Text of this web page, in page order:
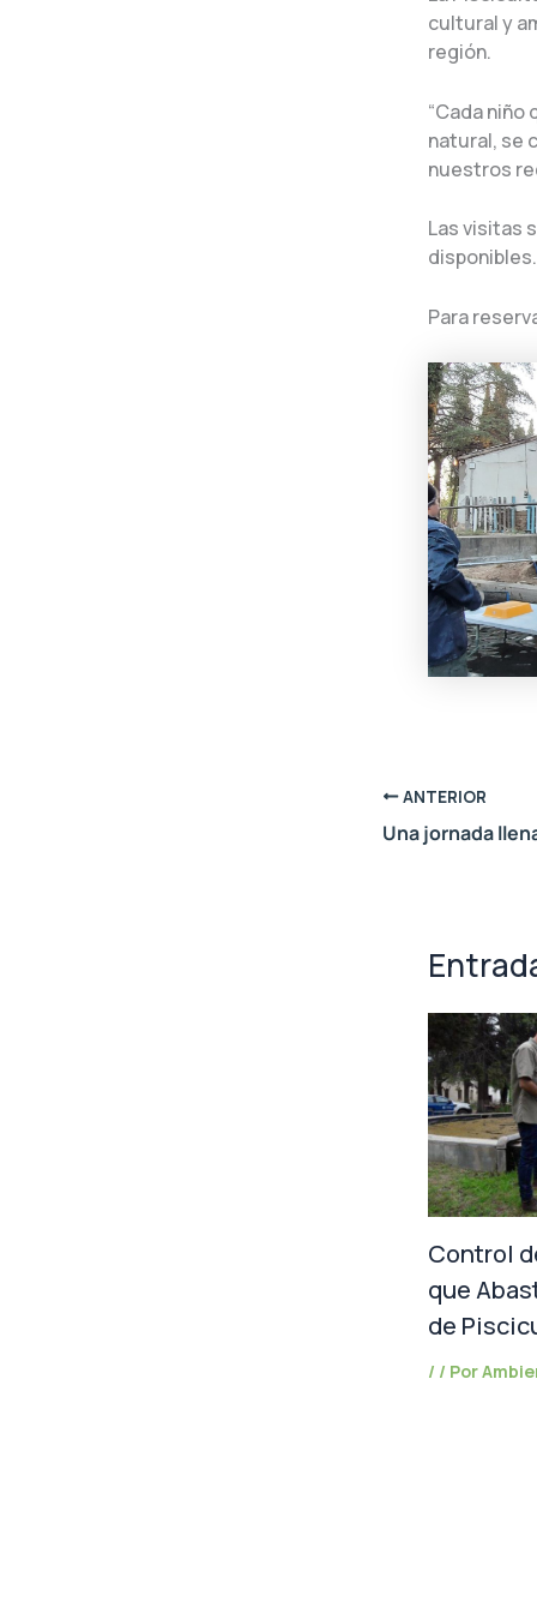
cultural y
región.
“Cada
natural, se
nuestros
Las visitas
disponibles.
Para
ANTERIOR
Control
que
de
/ / Por